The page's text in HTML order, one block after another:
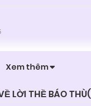
Xem thêm
LỜI THỀ BÁO THÙ(